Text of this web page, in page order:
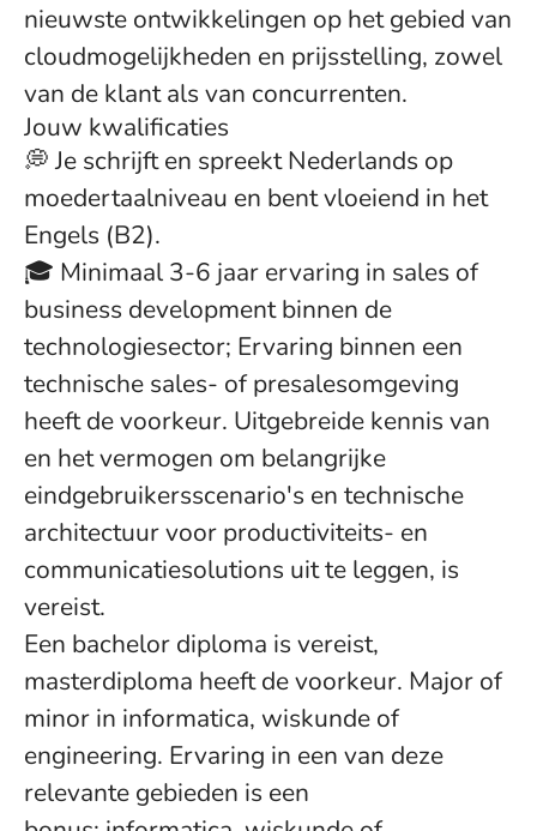
nieuwste ontwikkelingen op het gebied van
cloudmogelijkheden en prijsstelling, zowel
van de klant als van concurrenten.
Jouw kwalificaties
💭 Je schrijft en spreekt Nederlands op
moedertaalniveau en bent vloeiend in het
Engels (B2).
🎓 Minimaal 3-6 jaar ervaring in sales of
business development binnen de
technologiesector; Ervaring binnen een
technische sales- of presalesomgeving
heeft de voorkeur. Uitgebreide kennis van
en het vermogen om belangrijke
eindgebruikersscenario's en technische
architectuur voor productiviteits- en
communicatiesolutions uit te leggen, is
vereist.
Een bachelor diploma is vereist,
masterdiploma heeft de voorkeur. Major of
minor in informatica, wiskunde of
engineering. Ervaring in een van deze
relevante gebieden is een